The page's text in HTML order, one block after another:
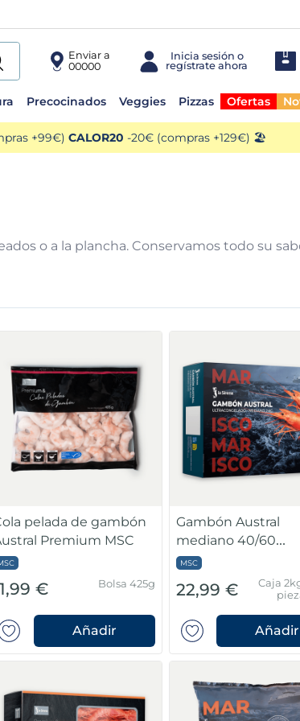
Enviar a
00000
Precocinados Veggies Pizzas Ofertas
+99€) CALOR20 -20€ (compras +129€) 🏖️
o a la plancha. Conservamos todo su
pelada de gambón
Premium MSC
€ Bolsa 425g
Añadir
Gambón Austral
mediano 40/60
piezas/caja
MSC
22,99 €
Caja
Añadir